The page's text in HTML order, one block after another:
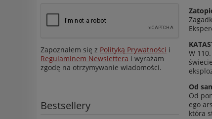
Zapoznałem się z Polityką Prywatności i
Regulaminem Newslettera i wyrażam
zgodę na otrzymywanie wiadomości.
Bestsellery
W
Od
Od
ego
która